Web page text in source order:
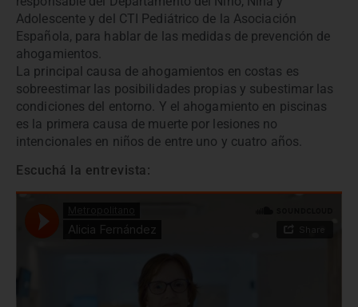
Adolescente y del CTI Pediátrico de la Asociación
Española, para hablar de las medidas de prevención de
ahogamientos.
La principal causa de ahogamientos en costas es
sobreestimar las posibilidades propias y subestimar las
condiciones del entorno. Y el ahogamiento en piscinas
es la primera causa de muerte por lesiones no
intencionales en niños de entre uno y cuatro años.
Escuchá la entrevista: